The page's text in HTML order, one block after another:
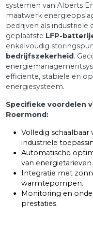
systemen van Alberts
maatwerk
bedrijven als industriële
geplaatste LFP-
enkelvoudig
bedrijfszekerheid.
efficiënte, stabiele en
energiesysteem.
Specifieke voordelen
Roermond:
Volledig
industriële
Automatische
van energietarieven.
Integratie met
warmtepompen.
Monitoring en
prestaties.